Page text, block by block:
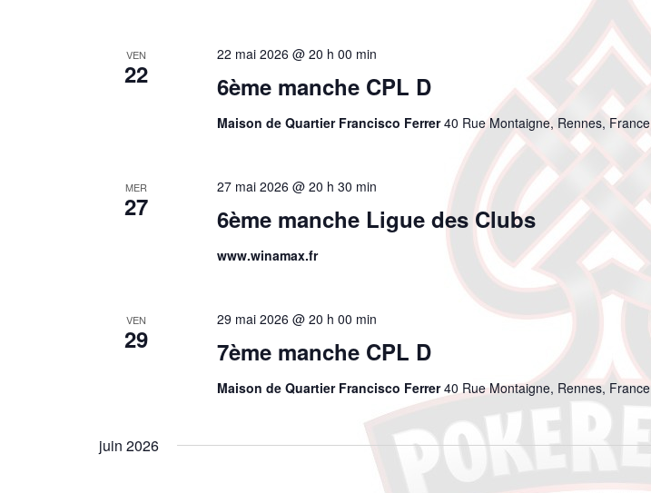
VEN
22 6ème manche CPL D
22 mai 2026 @ 20 h 00 min
Maison de Quartier Francisco Ferrer40 Rue Montaigne, Rennes, France
MER
27 6ème manche Ligue des Clubs
27 mai 2026 @ 20 h 30 min
www.winamax.fr
VEN
29 7ème manche CPL D
29 mai 2026 @ 20 h 00 min
Maison de Quartier Francisco Ferrer40 Rue Montaigne, Rennes, France
juin 2026